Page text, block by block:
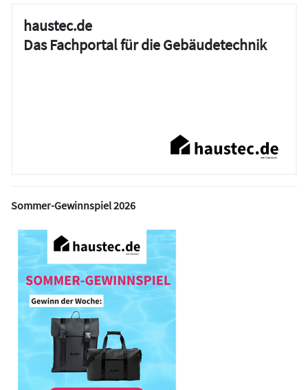
haustec.de
Das Fachportal für die Gebäudetechnik
Sommer-Gewinnspiel 2026